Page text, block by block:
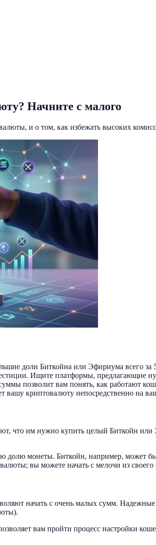
Начните с малого
и о том, как избежать высоких
доли Биткойна или Эфириума всего за
Ищите платформы, предлагающие
позволит вам понять, как работают
вашу криптовалюту непосредственно на
что им нужно купить целый Биткойн
монеты. Биткойн, например, может
вы можете начать с мелочи из своего
начать с очень малых сумм. Надежные
вам пройти процесс настройки